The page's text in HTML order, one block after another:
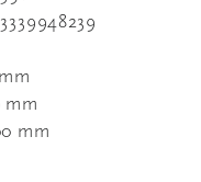
mm
mm